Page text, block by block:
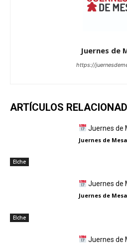
Juernes de
https://
ARTÍCULOS
Elche
Juernes de
Juernes de
Elche
Juernes de
Juernes de
Juernes de